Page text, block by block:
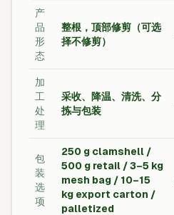
产
品
形
态
整根，顶部修剪（可选
择不修剪）
加
工
处
理
采收、降温、清洗、分
拣与包装
包
装
选
项
250 g clamshell /
500 g retail / 3–5 kg
mesh bag / 10–15
kg export carton /
palletized